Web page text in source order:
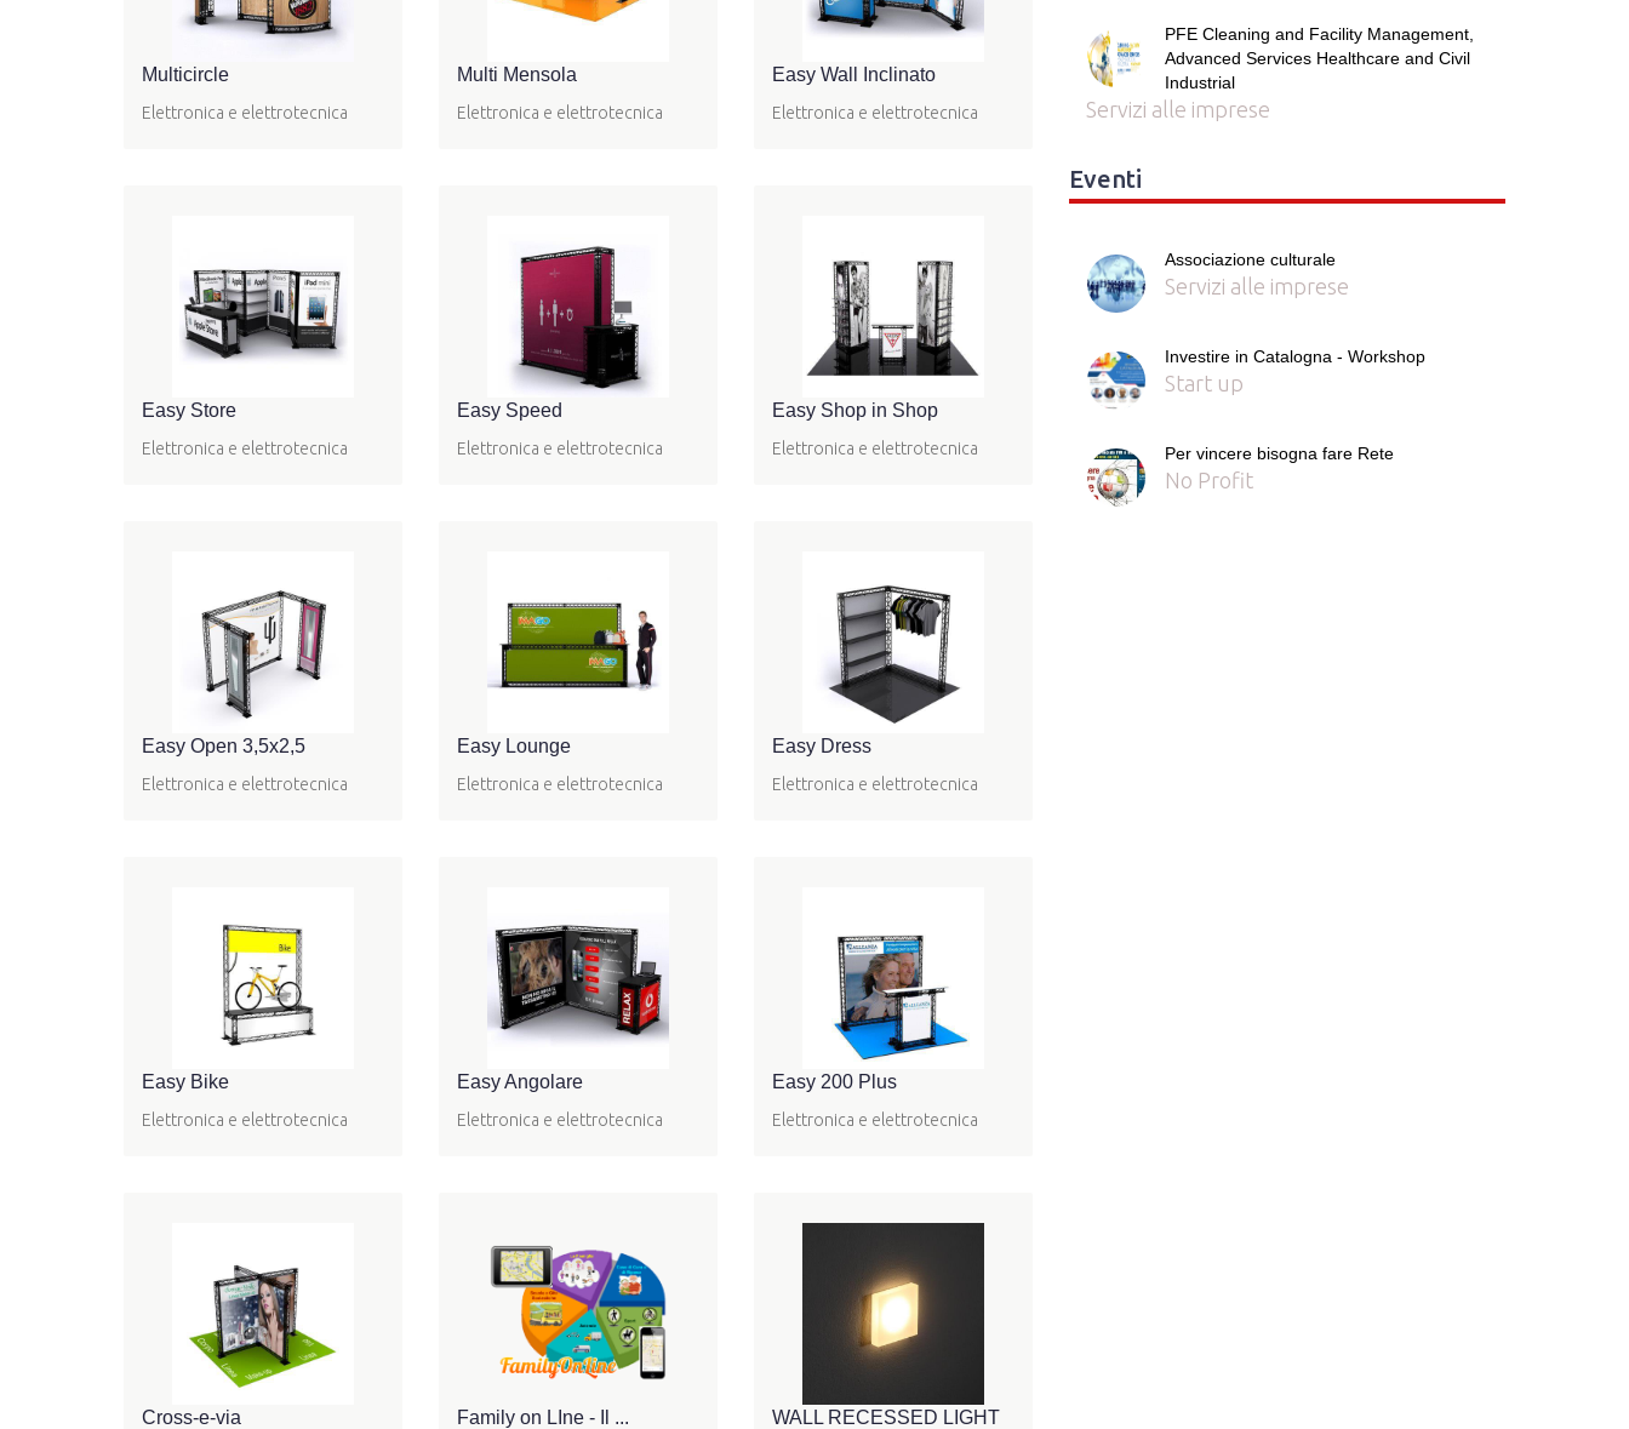
Multicircle
Elettronica e elettrotecnica
Multi Mensola
Elettronica e elettrotecnica
Easy Wall Inclinato
Elettronica e elettrotecnica
Easy Store
Elettronica e elettrotecnica
Easy Speed
Elettronica e elettrotecnica
Easy Shop in Shop
Elettronica e elettrotecnica
Easy Open 3,5x2,5
Elettronica e elettrotecnica
Easy Lounge
Elettronica e elettrotecnica
Easy Dress
Elettronica e elettrotecnica
Easy Bike
Elettronica e elettrotecnica
Easy Angolare
Elettronica e elettrotecnica
Easy 200 Plus
Elettronica e elettrotecnica
Cross-e-via Family on LIne - Il ... WALL RECESSED LIGHT
PFE Cleaning and Facility Management,
Advanced Services Healthcare and Civil
Industrial
Servizi alle imprese
Eventi
Associazione culturale
Servizi alle imprese
Investire in Catalogna - Workshop
Start up
Per vincere bisogna fare Rete
No Profit